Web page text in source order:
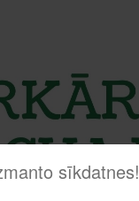
sīkdatnes!